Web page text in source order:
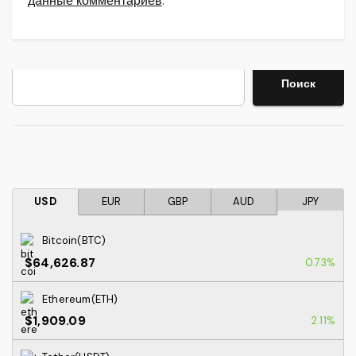
Поиск
USD EUR GBP AUD JPY
Bitcoin(BTC)
$64,626.87 0.73%
Ethereum(ETH)
$1,909.09 2.11%